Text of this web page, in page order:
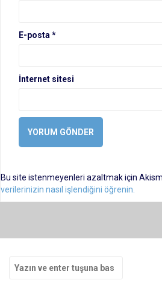
E-posta *
İnternet sitesi
Bu site istenmeyenleri azaltmak için
verilerinizin nasıl işlendiğini öğrenin.
yap: